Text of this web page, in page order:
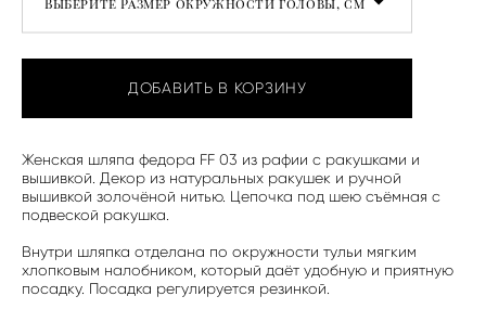
ДОБАВИТЬ В КОРЗИНУ
Женская шляпа федора FF 03 из рафии с ракушками и
вышивкой. Декор из натуральных ракушек и ручной
вышивкой золочёной нитью. Цепочка под шею съёмная с
подвеской ракушка.
Внутри шляпка отделана по окружности тульи мягким
хлопковым налобником, который даёт удобную и приятную
посадку. Посадка регулируется резинкой.